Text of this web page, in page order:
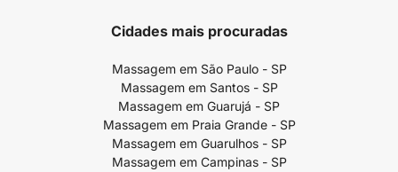
Cidades mais procuradas
Massagem em São Paulo - SP
Massagem em Santos - SP
Massagem em Guarujá - SP
Massagem em Praia Grande - SP
Massagem em Guarulhos - SP
Massagem em Campinas - SP